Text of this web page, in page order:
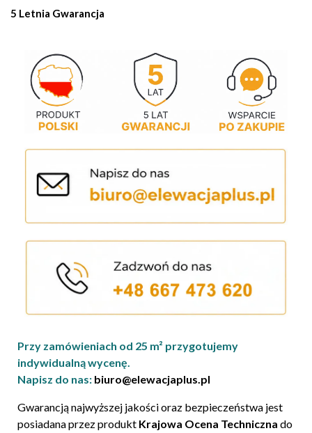
5 Letnia Gwarancja
Przy zamówieniach od 25 m² przygotujemy
indywidualną wycenę.
Napisz do nas: biuro@elewacjaplus.pl
Gwarancją najwyższej jakości oraz bezpieczeństwa jest
posiadana przez produkt Krajowa Ocena Techniczna do